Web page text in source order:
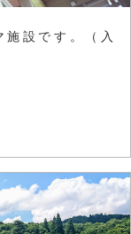
施設です。（入